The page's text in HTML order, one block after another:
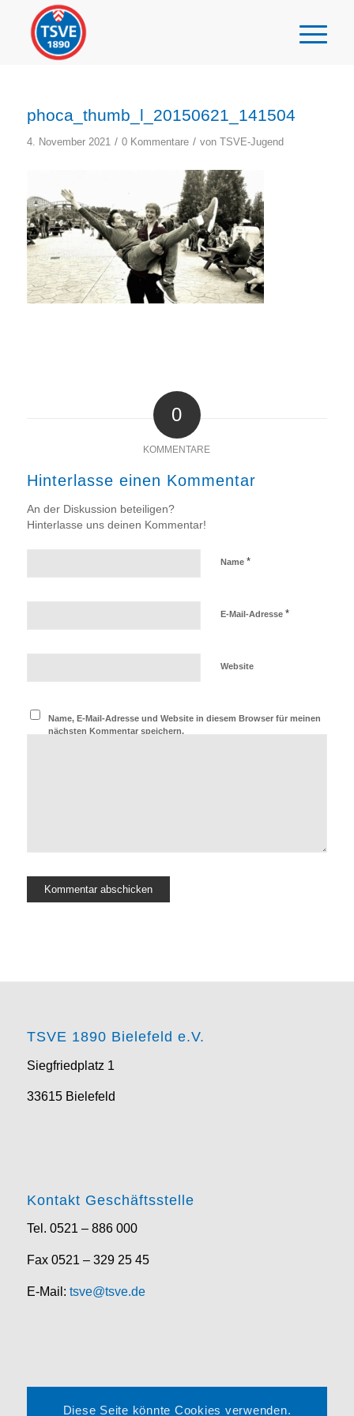
phoca_thumb_l_20150621_141504
4. November 2021 / 0 Kommentare / von TSVE-Jugend
0
KOMMENTARE
Hinterlasse einen Kommentar
An der Diskussion beteiligen?
Hinterlasse uns deinen Kommentar!
Name *
E-Mail-Adresse *
Website
Name, E-Mail-Adresse und Website in diesem Browser für meinen
nächsten Kommentar speichern.
TSVE 1890 Bielefeld e.V.
Siegfriedplatz 1
33615 Bielefeld
Kontakt Geschäftsstelle
Tel. 0521 – 886 000
Fax 0521 – 329 25 45
E-Mail: tsve@tsve.de
Diese Seite könnte Cookies verwenden.